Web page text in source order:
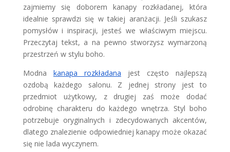
zajmiemy się doborem kanapy rozkładanej, która
idealnie sprawdzi się w takiej aranżacji. Jeśli szukasz
pomysłów i inspiracji, jesteś we właściwym miejscu.
Przeczytaj tekst, a na pewno stworzysz wymarzoną
przestrzeń w stylu boho.
Modna kanapa rozkładana jest często najlepszą
ozdobą każdego salonu. Z jednej strony jest to
przedmiot użytkowy, z drugiej zaś może dodać
odrobinę charakteru do każdego wnętrza. Styl boho
potrzebuje oryginalnych i zdecydowanych akcentów,
dlatego znalezienie odpowiedniej kanapy może okazać
się nie lada wyczynem.